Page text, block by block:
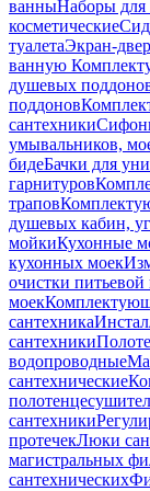
ванныНаборы для
косметические
туалетаЭкран-
ванную
душевых
поддонов
сантехники
умывальников,
бидеБачки для
гарнитуров
трапов
душевых кабин,
мойкиКухонные
кухонных моек
очистки
моек
сантехника
сантехники
водопроводные
сантехнические
сантехники
протечекЛюки
магистральных
сантехнических